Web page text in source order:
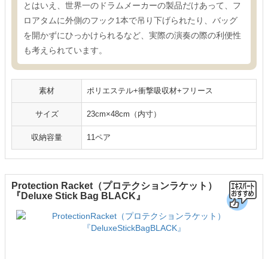
とはいえ、世界一のドラムメーカーの製品だけあって、フ
ロアタムに外側のフック1本で吊り下げられたり、バッグ
を開かずにひっかけられるなど、実際の演奏の際の利便性
も考えられています。
素材 ポリエステル+衝撃吸収材+フリース
サイズ 23cm×48cm（内寸）
収納容量 11ペア
Protection Racket（プロテクションラケット）
『Deluxe Stick Bag BLACK』